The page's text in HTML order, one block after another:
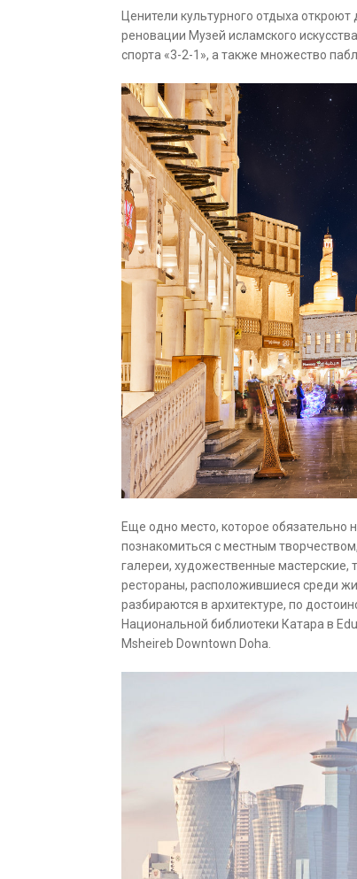
Ценители культурного отдыха
реновации Музей исламского
спорта «3-2-1», а также множество
Еще одно место, которое обязательно
познакомиться с местным
галереи, художественные
рестораны, расположившиеся среди
разбираются в архитектуре, по
Национальной библиотеки Катара в
Msheireb Downtown Doha.